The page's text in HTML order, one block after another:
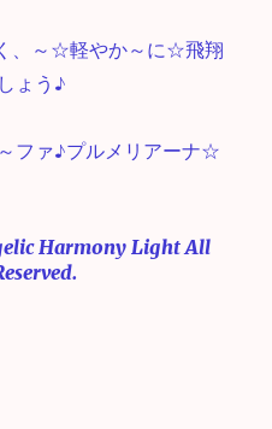
、～☆軽やか～に☆飛翔
ょう♪
ファ♪プルメリアーナ☆
Harmony Light All